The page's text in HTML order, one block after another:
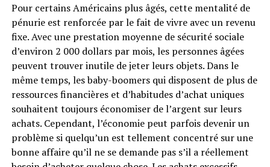
Pour certains Américains plus âgés, cette mentalité de
pénurie est renforcée par le fait de vivre avec un revenu
fixe. Avec une prestation moyenne de sécurité sociale
d’environ 2 000 dollars par mois, les personnes âgées
peuvent trouver inutile de jeter leurs objets. Dans le
même temps, les baby-boomers qui disposent de plus de
ressources financières et d’habitudes d’achat uniques
souhaitent toujours économiser de l’argent sur leurs
achats. Cependant, l’économie peut parfois devenir un
problème si quelqu’un est tellement concentré sur une
bonne affaire qu’il ne se demande pas s’il a réellement